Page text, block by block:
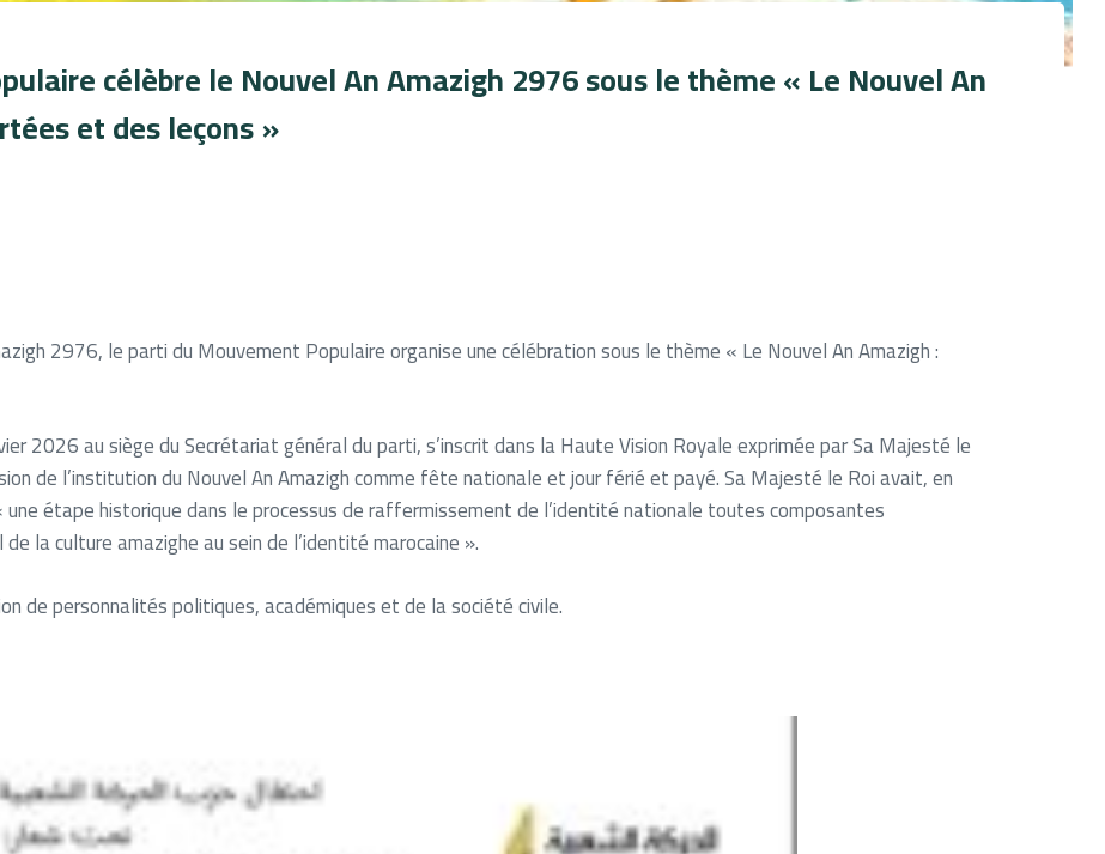
célèbre le Nouvel An Amazigh 2976 sous le thème « Le Nouvel An
et des leçons »
2976, le parti du Mouvement Populaire organise une célébration sous le thème « Le Nouvel An Amazigh :
2026 au siège du Secrétariat général du parti, s’inscrit dans la Haute Vision Royale exprimée par Sa Majesté le
de l’institution du Nouvel An Amazigh comme fête nationale et jour férié et payé. Sa Majesté le Roi avait, en
étape historique dans le processus de raffermissement de l’identité nationale toutes composantes
la culture amazighe au sein de l’identité marocaine ».
de personnalités politiques, académiques et de la société civile.